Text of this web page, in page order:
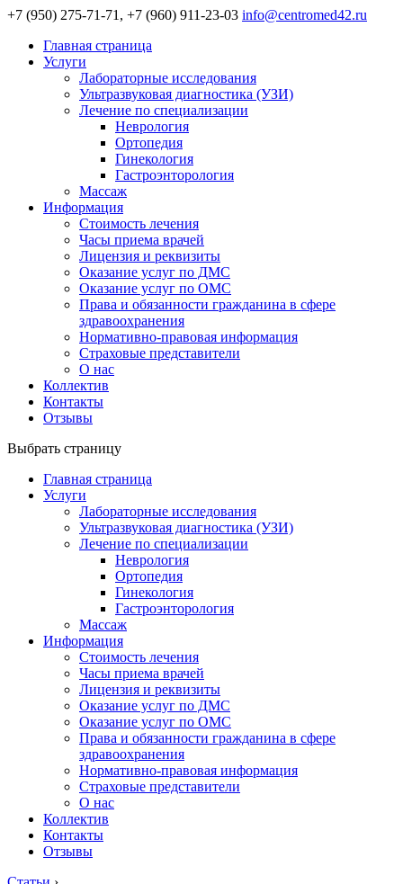
+7 (950) 275-71-71, +7 (960) 911-23-03 info@centromed42.ru
Главная страница
Услуги
Лабораторные исследования
Ультразвуковая диагностика (УЗИ)
Лечение по специализации
Неврология
Ортопедия
Гинекология
Гастроэнторология
Массаж
Информация
Стоимость лечения
Часы приема врачей
Лицензия и реквизиты
Оказание услуг по ДМС
Оказание услуг по ОМС
Права и обязанности гражданина в сфере
здравоохранения
Нормативно-правовая информация
Страховые представители
О нас
Коллектив
Контакты
Отзывы
Выбрать страницу
Главная страница
Услуги
Лабораторные исследования
Ультразвуковая диагностика (УЗИ)
Лечение по специализации
Неврология
Ортопедия
Гинекология
Гастроэнторология
Массаж
Информация
Стоимость лечения
Часы приема врачей
Лицензия и реквизиты
Оказание услуг по ДМС
Оказание услуг по ОМС
Права и обязанности гражданина в сфере
здравоохранения
Нормативно-правовая информация
Страховые представители
О нас
Коллектив
Контакты
Отзывы